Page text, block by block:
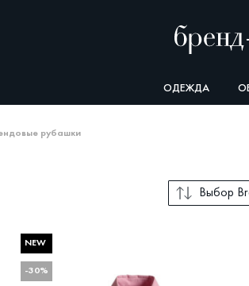
ОДЕЖДА
рубашки
Выбор
NEW
-30%